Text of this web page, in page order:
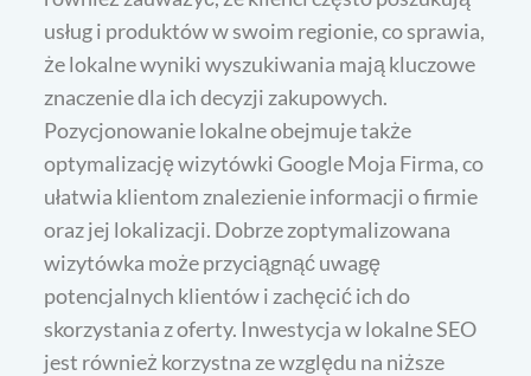
usług i produktów w swoim regionie, co sprawia,
że lokalne wyniki wyszukiwania mają kluczowe
znaczenie dla ich decyzji zakupowych.
Pozycjonowanie lokalne obejmuje także
optymalizację wizytówki Google Moja Firma, co
ułatwia klientom znalezienie informacji o firmie
oraz jej lokalizacji. Dobrze zoptymalizowana
wizytówka może przyciągnąć uwagę
potencjalnych klientów i zachęcić ich do
skorzystania z oferty. Inwestycja w lokalne SEO
jest również korzystna ze względu na niższe